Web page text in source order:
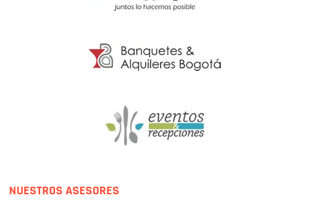
NUESTROS ASESORES